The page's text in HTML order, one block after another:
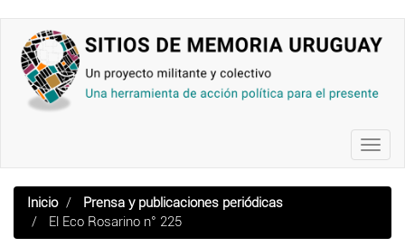
contenido
principal
Inicio
Prensa y publicaciones periódicas
El Eco Rosarino n° 225